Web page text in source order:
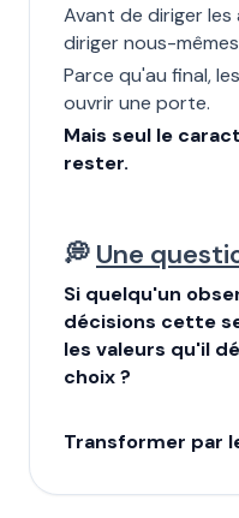
Avant de diriger
diriger nous-
Parce qu'au final,
ouvrir une porte.
Mais seul le
rester.
💭 Une
Si quelqu'un
décisions cette
les valeurs qu'il
choix ?
Transformer par